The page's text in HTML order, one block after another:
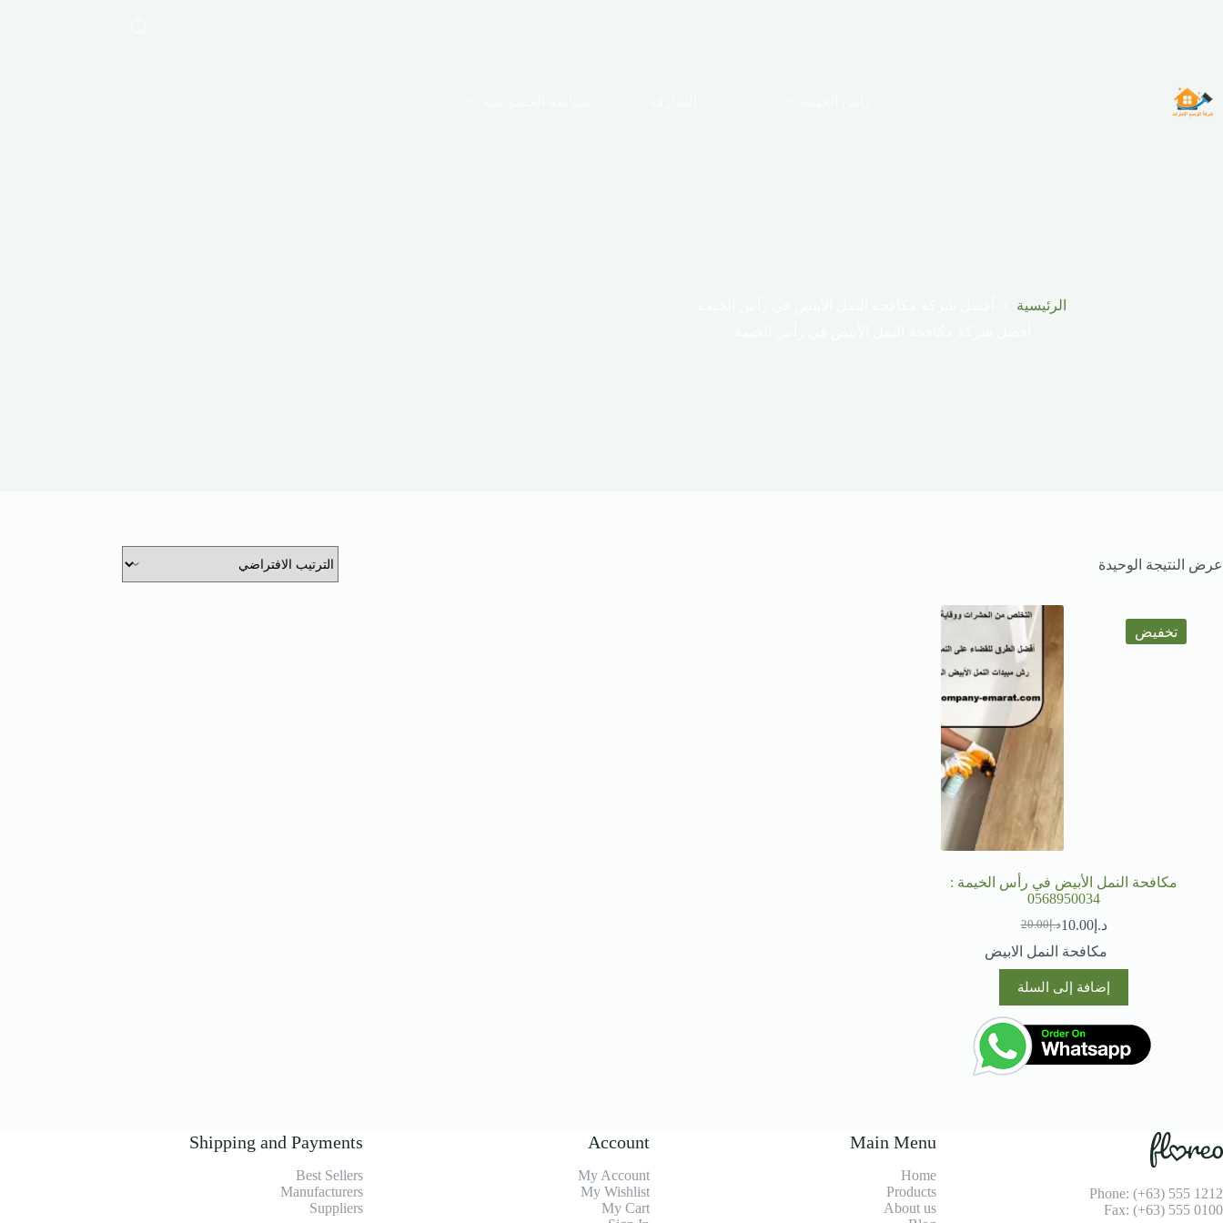
الرئيسية
عرض النتيجة الوحيدة
تخفيض
مكافحة النمل الأبيض في رأس الخيمة :
0568950034
د.إ20.00
السعر
الأصلي
هو:
د.إ10.00السعر
الحالي
هو:
مكافحة النمل الابيض
إضافة إلى السلة
Phone: (+63) 555 1212
Fax: (+63) 555 0100
Main Menu
Home
Products
About us
Account
My Account
My Wishlist
My Cart
Shipping and Payments
Best Sellers
Manufacturers
Suppliers